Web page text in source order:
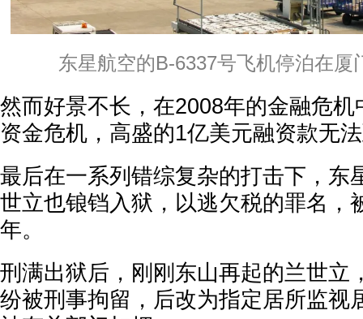
东星航空的B-6337号飞机停泊在厦
然而好景不长，在2008年的金融危
资金危机，高盛的1亿美元融资款无
最后在一系列错综复杂的打击下，东
世立也锒铛入狱，以逃欠税的罪名，
年。
刑满出狱后，刚刚东山再起的兰世立
纷被刑事拘留，后改为指定居所监视